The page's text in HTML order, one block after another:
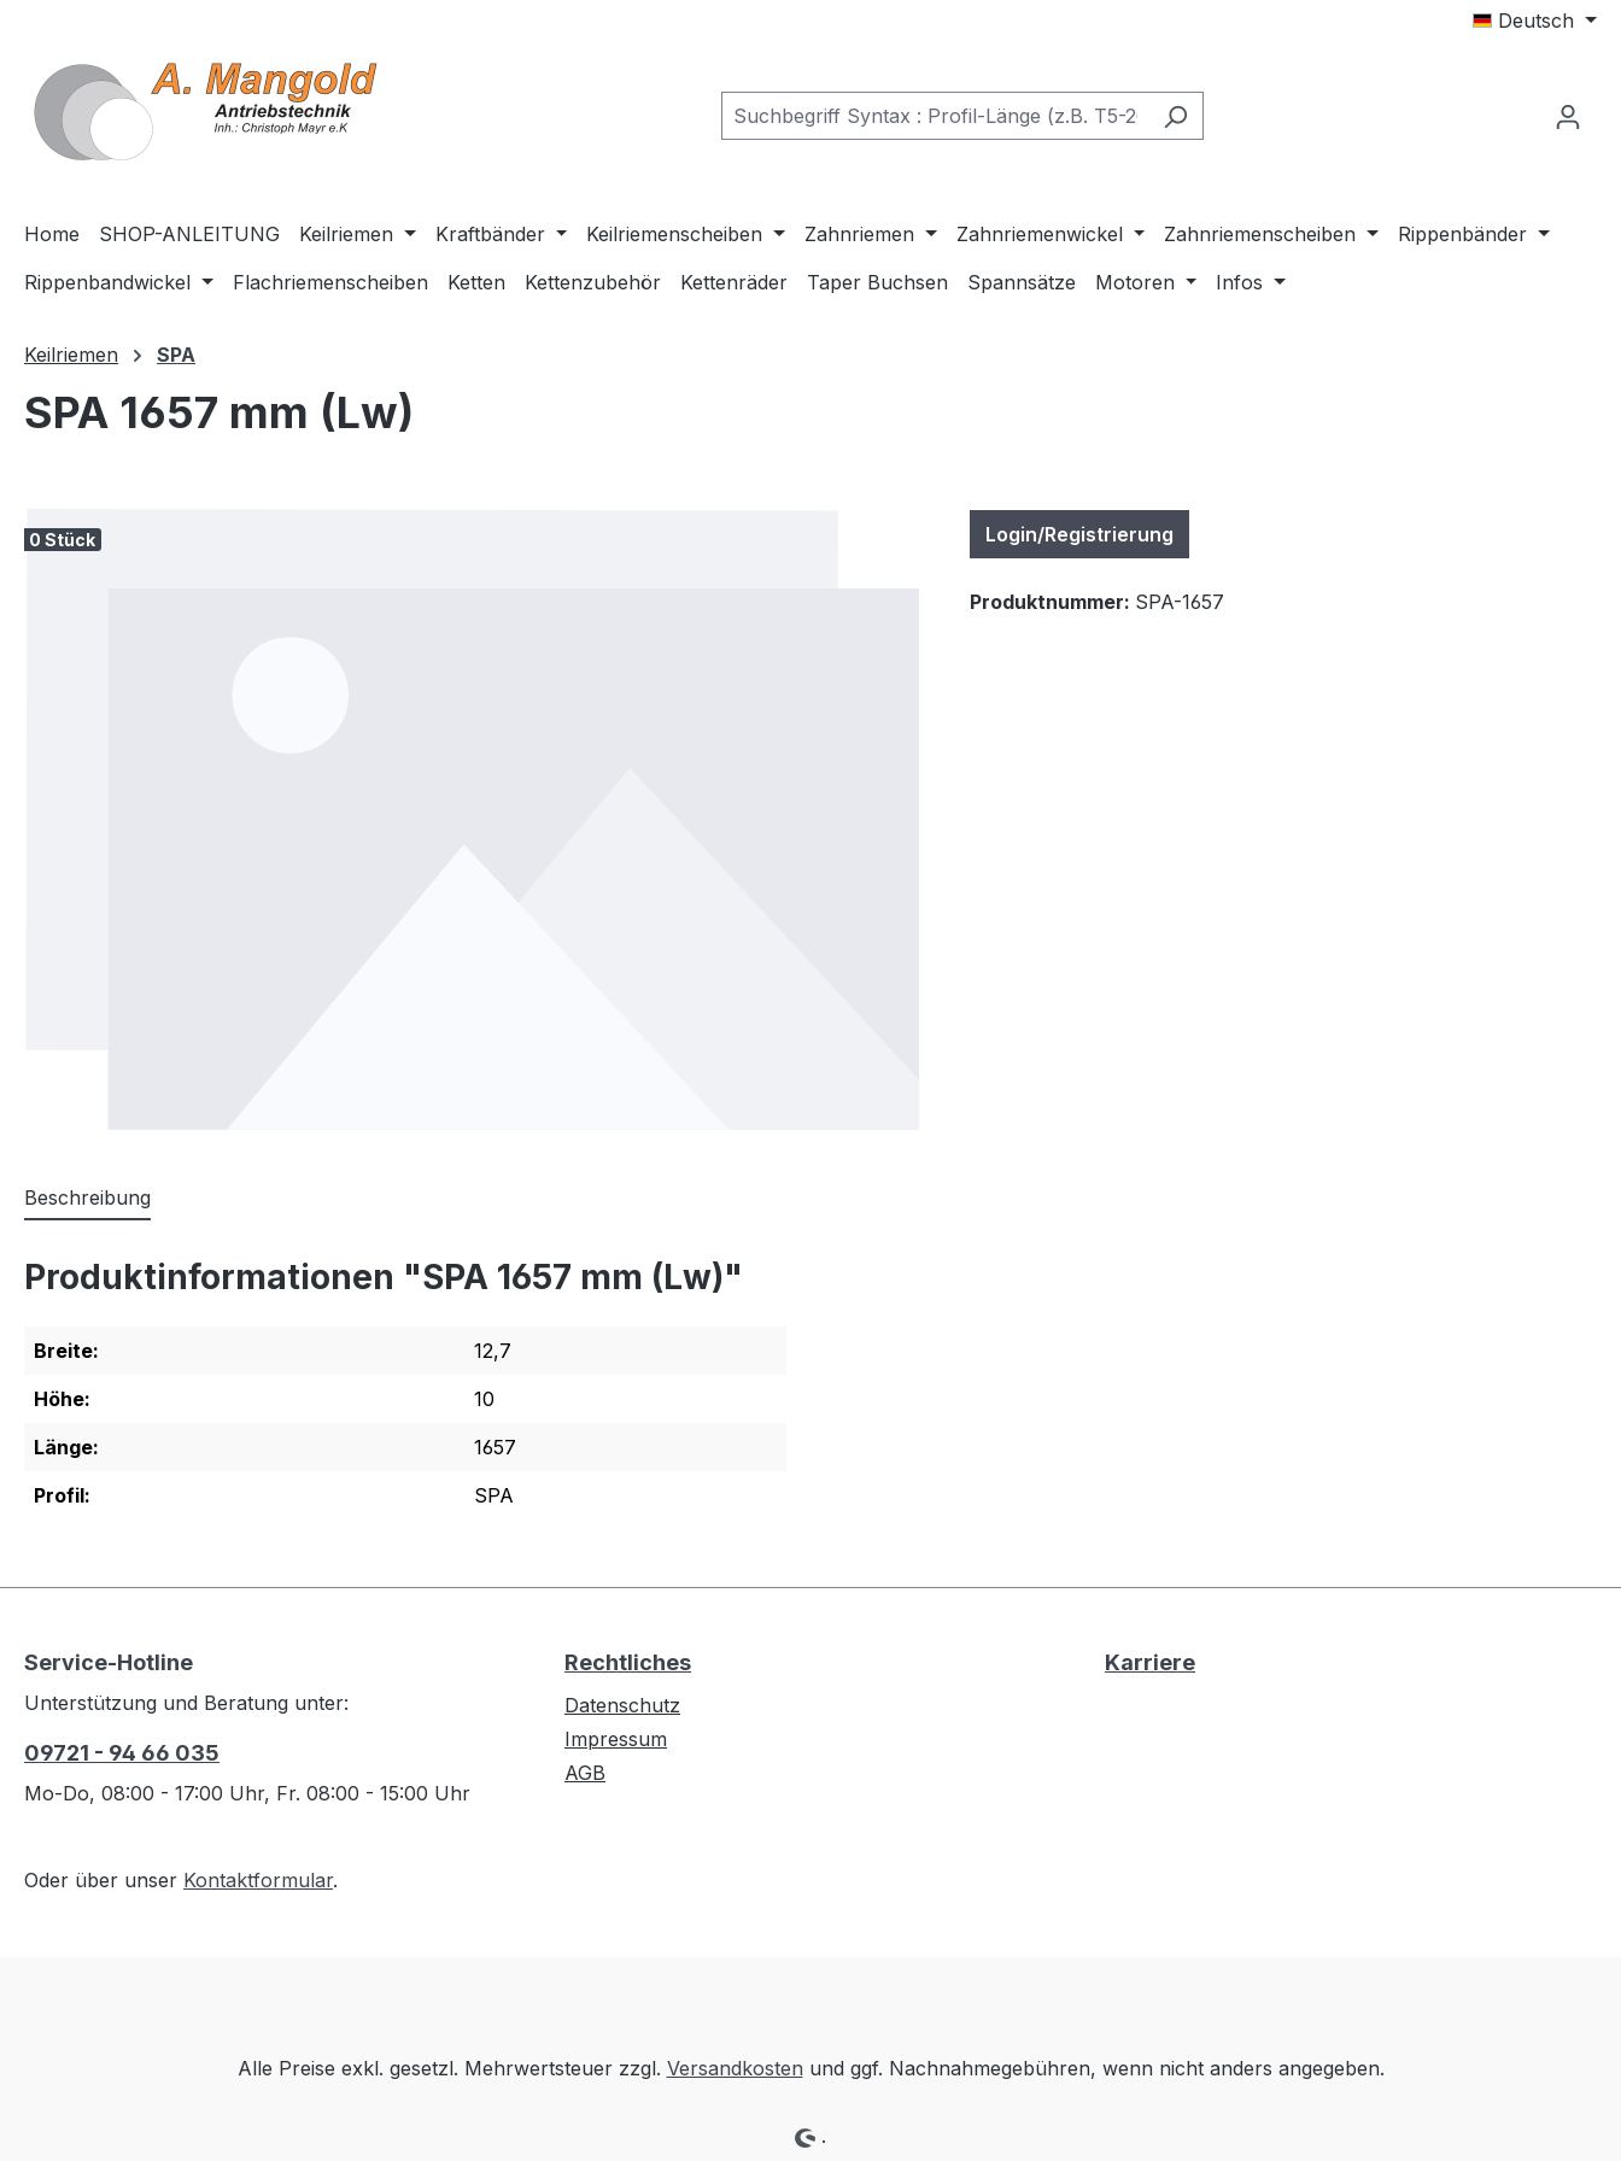
Deutsch
Home SHOP-ANLEITUNG Keilriemen Kraftbänder Keilriemenscheiben Zahnriemen Zahnriemenwickel Zahnriemenscheiben
Rippenbänder
Rippenbandwickel
Flachriemenscheiben Ketten Kettenzubehör Kettenräder Taper Buchsen Spannsätze Motoren Infos
Keilriemen SPA
SPA 1657 mm (Lw)
0 Stück Login/Registrierung
Produktnummer: SPA-1657
Beschreibung
Produktinformationen "SPA 1657 mm (Lw)"
Breite:
12,7
Höhe:
10
Länge:
1657
Profil:
SPA
Service-Hotline
Unterstützung und Beratung unter:
09721 - 94 66 035
Mo-Do, 08:00 - 17:00 Uhr, Fr. 08:00 - 15:00 Uhr
Oder über unser Kontaktformular.
Rechtliches
Datenschutz
Impressum
AGB
Karriere
Alle Preise exkl. gesetzl. Mehrwertsteuer zzgl. Versandkosten und ggf. Nachnahmegebühren, wenn nicht anders angegeben.
.